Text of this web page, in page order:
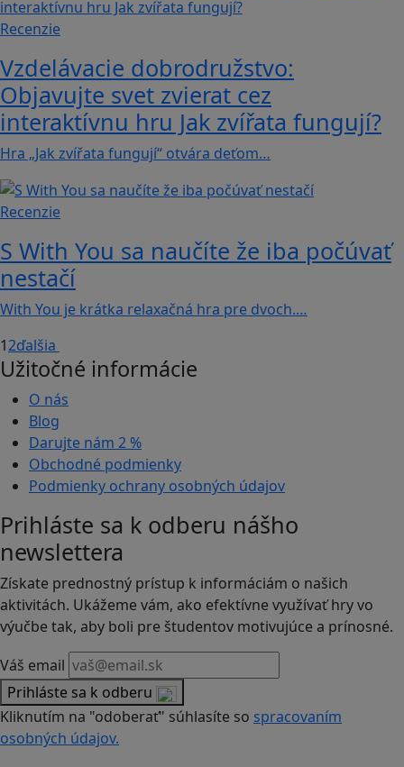
Recenzie
Vzdelávacie dobrodružstvo:
Objavujte svet zvierat cez
interaktívnu hru Jak zvířata fungují?
Hra „Jak zvířata fungují“ otvára deťom…
Recenzie
S With You sa naučíte že iba počúvať
nestačí
With You je krátka relaxačná hra pre dvoch.…
12ďalšia
Užitočné informácie
O nás
Blog
Darujte nám 2 %
Obchodné podmienky
Podmienky ochrany osobných údajov
Prihláste sa k odberu nášho
newslettera
Získate prednostný prístup k informáciám o našich
aktivitách. Ukážeme vám, ako efektívne využívať hry vo
výučbe tak, aby boli pre študentov motivujúce a prínosné.
Váš email
Prihláste sa k odberu
Kliknutím na "odoberať" súhlasíte so spracovaním
osobných údajov.